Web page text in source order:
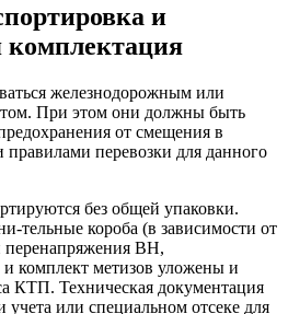
и
комплектация
железнодорожным или
При этом они должны быть
от смещения в
правилами перевозки для данного
без общей упаковки.
тельные короба (в зависимости от
ВН,
комплект метизов уложены и
КТП. Техническая документация
или специальном отсеке для